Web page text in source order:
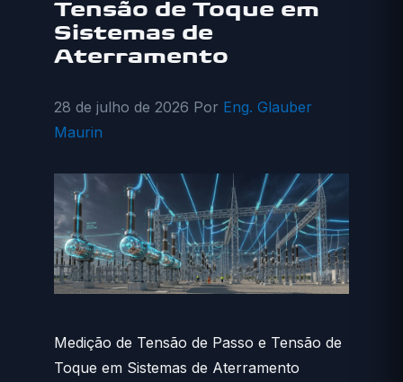
Tensão de Toque em
Sistemas de
Aterramento
28 de julho de 2026 Por Eng. Glauber
Maurin
Medição de Tensão de Passo e Tensão de
Toque em Sistemas de Aterramento